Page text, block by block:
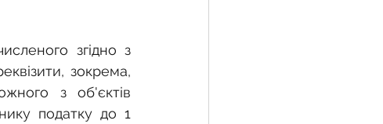
згідно з
зокрема,
з об'єктів
податку до 1